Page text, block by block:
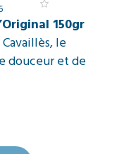
150gr
le
douceur et de